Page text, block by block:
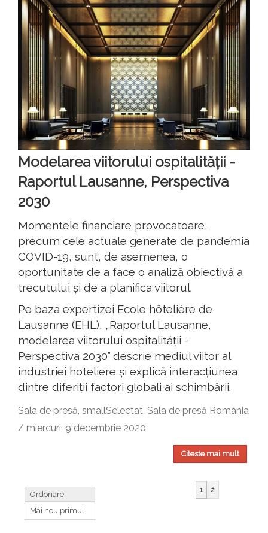
Modelarea viitorului ospitalității -
Raportul Lausanne, Perspectiva
2030
Momentele financiare provocatoare,
precum cele actuale generate de pandemia
COVID-19, sunt, de asemenea, o
oportunitate de a face o analiză obiectivă a
trecutului și de a planifica viitorul.
Pe baza expertizei Ecole hôtelière de
Lausanne (EHL), „Raportul Lausanne,
modelarea viitorului ospitalității -
Perspectiva 2030” descrie mediul viitor al
industriei hoteliere și explică interacțiunea
dintre diferiții factori globali ai schimbării.
Sala de presă, smallSelectat, Sala de presă România
/ miercuri, 9 decembrie 2020
Citeste mai mult
Ordonare 1 2